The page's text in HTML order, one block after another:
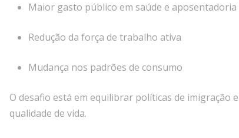
Maior gasto público em saúde e aposentadoria
Redução da força de trabalho ativa
Mudança nos padrões de consumo
O desafio está em equilibrar políticas de imigração
qualidade de vida.